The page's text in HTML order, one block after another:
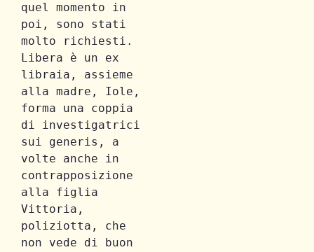
quel momento in
poi, sono stati
molto richiesti.
Libera è un ex
libraia, assieme
alla madre, Iole,
forma una coppia
di investigatrici
sui generis, a
volte anche in
contrapposizione
alla figlia
Vittoria,
poliziotta, che
non vede di buon